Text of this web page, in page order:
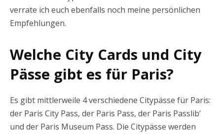
verrate ich euch ebenfalls noch meine persönlichen
Empfehlungen.
Welche City Cards und City
Pässe gibt es für Paris?
Es gibt mittlerweile 4 verschiedene Citypässe für Paris:
der Paris City Pass, der Paris Pass, der Paris Passlib’
und der Paris Museum Pass. Die Citypässe werden